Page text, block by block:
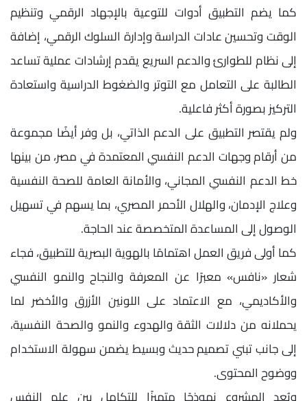
كما يضم التطبيق أدوات للتوعية بالإجهاد الرقمي وتنظيم
الوقت وتحسين عادات الدراسة وإدارة السلوك الرقمي، إضافة
إلى نظام للطوارئ والدعم السريع يقدم إرشادات عملية تساعد
الطالبة على التعامل مع التوتر والضغوط الدراسية واستعادة
التركيز بصورة أكثر فاعلية.
ولم يقتصر التطبيق على الدعم الذاتي، بل وفر أيضًا مجموعة
من أرقام وجهات الدعم النفسي المعتمدة في مصر، من بينها
خط الدعم النفسي المجاني، والأمانة العامة للصحة النفسية
وعلاج الإدمان، والهلال الأحمر المصري، بما يسهم في تسهيل
الوصول إلى المساعدة المتخصصة عند الحاجة.
كما أولى فريق العمل اهتمامًا بالهوية البصرية للتطبيق، فجاء
شعار «نافس» معبرًا عن المعرفة والنجاح والنمو النفسي
والأكاديمي، مع الاعتماد على اللونين الأزرق والأخضر لما
يحملانه من دلالات الثقة والهدوء والنمو والصحة النفسية،
إلى جانب تبني تصميم حديث وبسيط يضمن سهولة الاستخدام
ووضوح المحتوى.